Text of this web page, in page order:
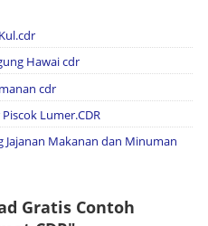
Hawai cdr
cdr
Lumer.CDR
Makanan dan Minuman
Gratis Contoh